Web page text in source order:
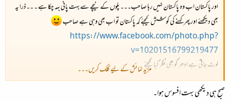
اور پاکستان اب وہ پاکستان نہیں رہا صاحب۔۔۔ پلوں کے نیچے سے بہت پانی بہہ چکا ہے ۔ ۔۔ذرا یہ
بھی دیکھئے اور پھر کہنے کی کوشش کیجئے کہ پاکستان تو اب بھی وہی ہے صاحب
https://www.facebook.com/photo.php?
v=10201516799219477
لوٹ جاتی ہے ادھر کو بھی نظر کیا کیجئے
اب بھی دلکش ہے ترا حسن مگر کیا کیجئے
مزید نمائش کے لیے کلک کریں۔۔۔
صبح ہی دیکھی بہت افسوس ہوا۔